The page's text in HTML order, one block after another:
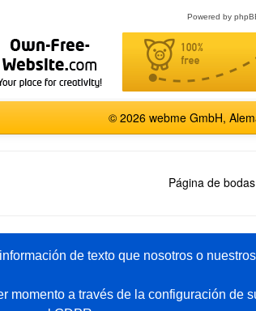
Powered by
© 2026 webme GmbH,
Página de bodas
Deutsch Español
de texto que nosotros o
momento a través de la configuración de